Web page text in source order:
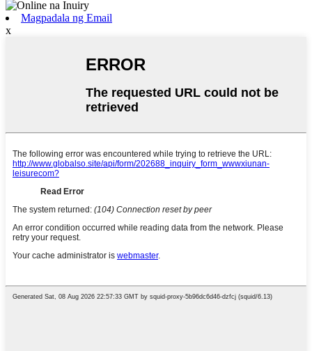
Magpadala ng Email
x